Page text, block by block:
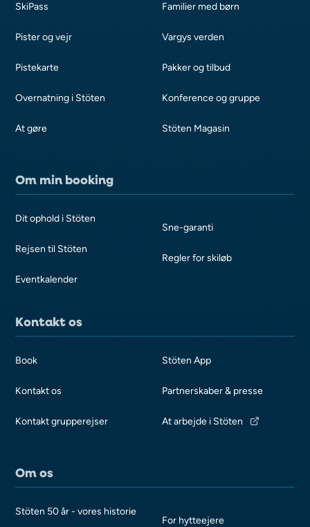
SkiPass
Pister og vejr
Pistekarte
Overnatning i Stöten
At gøre
Familier med børn
Vargys verden
Pakker og tilbud
Konference og gruppe
Stöten Magasin
Om min booking
Dit ophold i Stöten
Rejsen til Stöten
Eventkalender
Sne-garanti
Regler for skiløb
Kontakt os
Book
Kontakt os
Kontakt grupperejser
Stöten App
Partnerskaber & presse
At arbejde i Stöten
Om os
Stöten 50 år - vores historie
For hytteejere